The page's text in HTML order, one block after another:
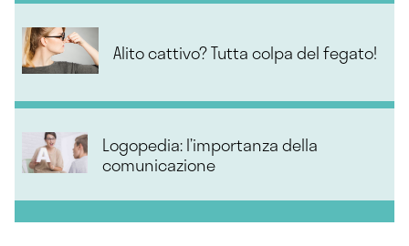
Alito cattivo? Tutta colpa del fegato!
Logopedia: l’importanza della
comunicazione